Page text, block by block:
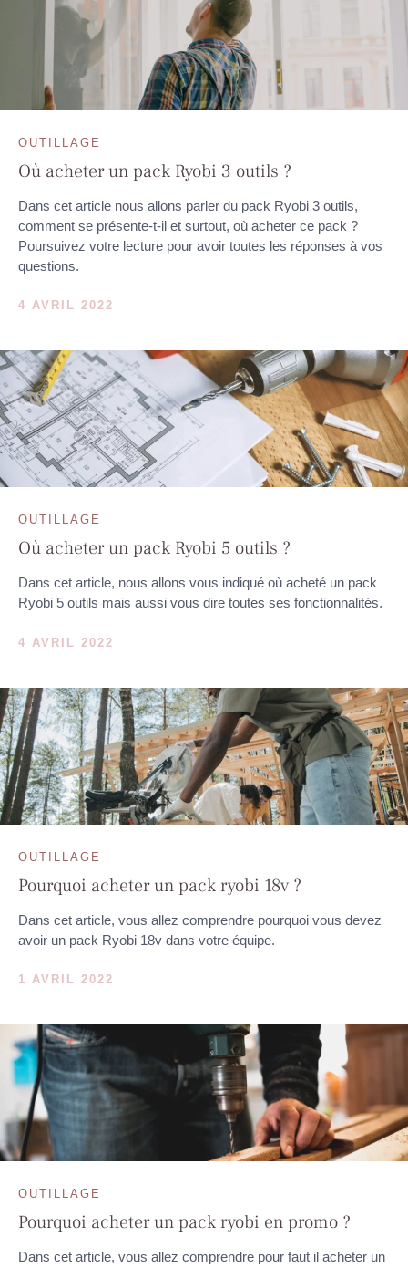
OUTILLAGE
Où acheter un pack Ryobi 3 outils ?
Dans cet article nous allons parler du pack Ryobi 3 outils,
comment se présente-t-il et surtout, où acheter ce pack ?
Poursuivez votre lecture pour avoir toutes les réponses à vos
questions.
4 AVRIL 2022
OUTILLAGE
Où acheter un pack Ryobi 5 outils ?
Dans cet article, nous allons vous indiqué où acheté un pack
Ryobi 5 outils mais aussi vous dire toutes ses fonctionnalités.
4 AVRIL 2022
OUTILLAGE
Pourquoi acheter un pack ryobi 18v ?
Dans cet article, vous allez comprendre pourquoi vous devez
avoir un pack Ryobi 18v dans votre équipe.
1 AVRIL 2022
OUTILLAGE
Pourquoi acheter un pack ryobi en promo ?
Dans cet article, vous allez comprendre pour faut il acheter un